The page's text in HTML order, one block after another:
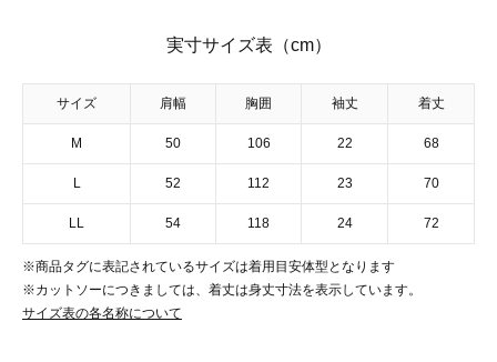
実寸サイズ表（cm）
サイズ 肩幅 胸囲 袖丈 着丈
M 50 106 22 68
L 52 112 23 70
LL 54 118 24 72
※商品タグに表記されているサイズは着用目安体型となります
※カットソーにつきましては、着丈は身丈寸法を表示しています。
サイズ表の各名称について